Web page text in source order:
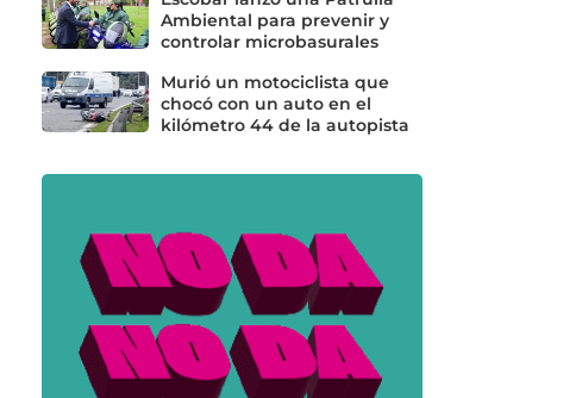
Ambiental para prevenir y
controlar microbasurales
Murió un motociclista que
chocó con un auto en el
kilómetro 44 de la autopista